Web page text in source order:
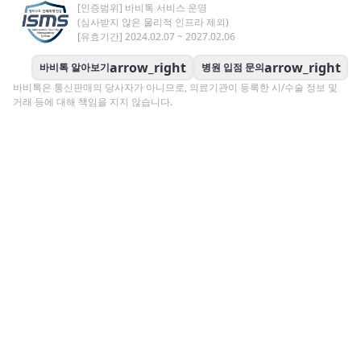
[인증범위] 바비톡 서비스 운영
(심사받지 않은 물리적 인프라 제외)
[유효기간] 2024.02.07 ~ 2027.02.06
바비톡 알아보기arrow_right 병원 입점 문의arrow_right
바비톡은 통신판매의 당사자가 아니므로, 의료기관이 등록한 시/수술 정보 및
거래 등에 대해 책임을 지지 않습니다.